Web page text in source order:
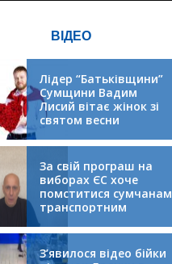
ВІДЕО
Лідер “Батьківщини”
Сумщини Вадим
Лисий вітає жінок зі
святом весни
За свій програш на
виборах ЄС хоче
помститися сумчанам
транспортним
колапсом
З’явилося відео бійки